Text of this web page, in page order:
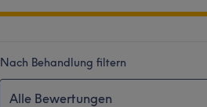
Nach Behandlung filtern
Alle Bewertungen